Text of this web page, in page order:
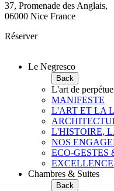
37, Promenade des Anglais,
06000 Nice France
Réserver
Le Negresco
Back
L'art de
MANIFESTE
L'ART ET LA
L'HISTOIRE,
NOS
ECO-GESTES
Chambres & Suites
Back